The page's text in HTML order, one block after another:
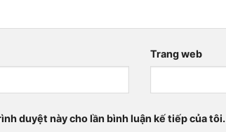
Trang web
duyệt này cho lần bình luận kế tiếp của tôi.